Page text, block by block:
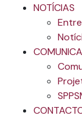
NOTÍCIAS